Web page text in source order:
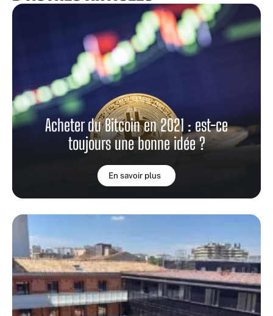
Acheter du Bitcoin en 2021 : est-ce
toujours une bonne idée ?
En savoir plus